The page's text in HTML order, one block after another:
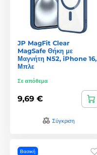
JP MagFit Clear
MagSafe Θήκη με
Μαγνήτη N52, iPhone 16,
Μπλε
Σε απόθεμα
9,69 €
Σύγκριση
Βασική